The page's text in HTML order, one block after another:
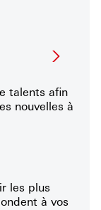
talents afin
nouvelles à
les plus
à vos